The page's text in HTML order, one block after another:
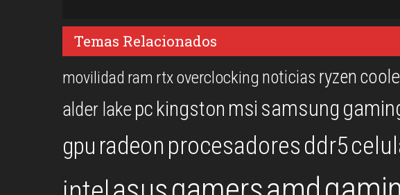
Temas Relacionados
movilidad ram rtxoverclocking noticias ryzen
alder lakepc kingston msi samsung
gpu radeon procesadoresddr5